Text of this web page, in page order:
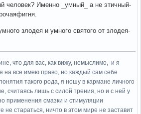
человек? Именно _умный_ а не этичный-
злодея и умного святого от злодея-
что для вас, как вижу, немыслимо, и я
на все имею право, но каждый сам себе
такого рода, я ношу в кармане личного
считаясь лишь с силой трения, но и с ней у
применения смазки и стимуляции
не стараться, ничто в этом мире не заставит